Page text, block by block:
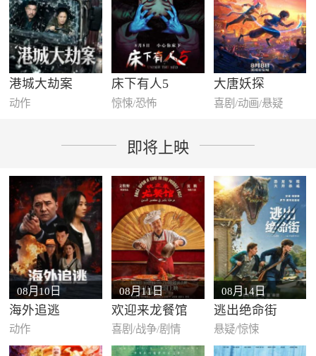
港城大劫案
动作
床下有人5
惊悚/恐怖
大唐妖探
喜剧/动画/悬疑
即将上映
08月10日
海外追逃
动作
08月11日
欢迎来龙餐馆
喜剧/战争/剧情
08月14日
逃出绝命街
悬疑/惊悚